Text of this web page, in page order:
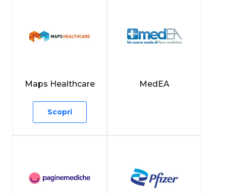
Maps Healthcare
Scopri
MedEA